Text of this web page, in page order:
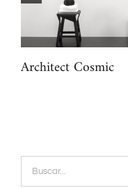
Architect Cosmic
Buscar: